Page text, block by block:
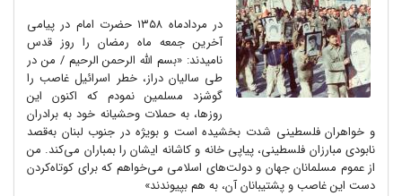
در مردادماه ۱۳۵۸ حضرت امام در پیامی
آخرین جمعه ماه رمضان را روز قدس
نامیدند: «بسم الله الرحمن الرحیم / من در
طی سالیان دراز، خطر اسرائیل غاصب را
گوشزد مسلمین نمودم که اکنون این
روزها، به حملات وحشیانه خود به برادران
و خواهران فلسطینی شدت بخشیده است و بویژه در جنوب لبنان به‌قصد
نابودی مبارزان فلسطینی، پیاپی خانه و کاشانه ایشان را بمباران می‌کند. من
از عموم مسلمانان جهان و دولت‌های اسلامی می‌خواهم که برای کوتاه‌کردن
دست این غاصب و پشتیبانان آن، به هم بپیوندند»